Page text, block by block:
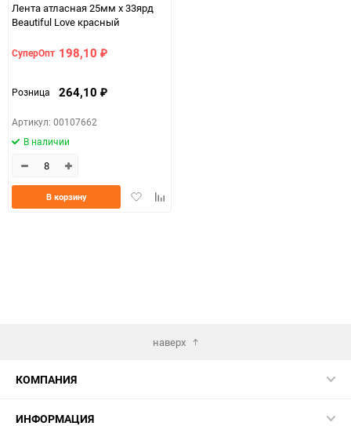
Лента атласная 25мм х 33ярд
Beautiful Love красный
СуперОпт 198,10 ₽
Розница 264,10 ₽
Артикул: 00107662
В наличии
ДобавитьДобавить
В корзину
наверх
КОМПАНИЯ
ИНФОРМАЦИЯ